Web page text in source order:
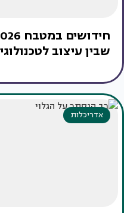
שבין עיצוב
אדריכלות